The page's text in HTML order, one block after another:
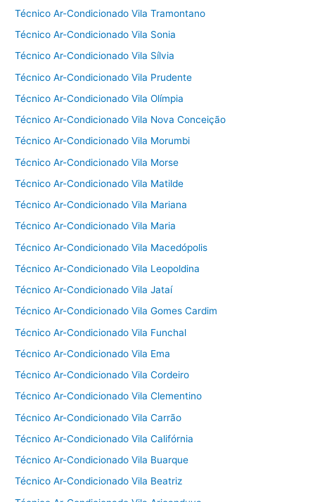
Técnico Ar-Condicionado Vila Tramontano
Técnico Ar-Condicionado Vila Sonia
Técnico Ar-Condicionado Vila Sílvia
Técnico Ar-Condicionado Vila Prudente
Técnico Ar-Condicionado Vila Olímpia
Técnico Ar-Condicionado Vila Nova Conceição
Técnico Ar-Condicionado Vila Morumbi
Técnico Ar-Condicionado Vila Morse
Técnico Ar-Condicionado Vila Matilde
Técnico Ar-Condicionado Vila Mariana
Técnico Ar-Condicionado Vila Maria
Técnico Ar-Condicionado Vila Macedópolis
Técnico Ar-Condicionado Vila Leopoldina
Técnico Ar-Condicionado Vila Jataí
Técnico Ar-Condicionado Vila Gomes Cardim
Técnico Ar-Condicionado Vila Funchal
Técnico Ar-Condicionado Vila Ema
Técnico Ar-Condicionado Vila Cordeiro
Técnico Ar-Condicionado Vila Clementino
Técnico Ar-Condicionado Vila Carrão
Técnico Ar-Condicionado Vila Califórnia
Técnico Ar-Condicionado Vila Buarque
Técnico Ar-Condicionado Vila Beatriz